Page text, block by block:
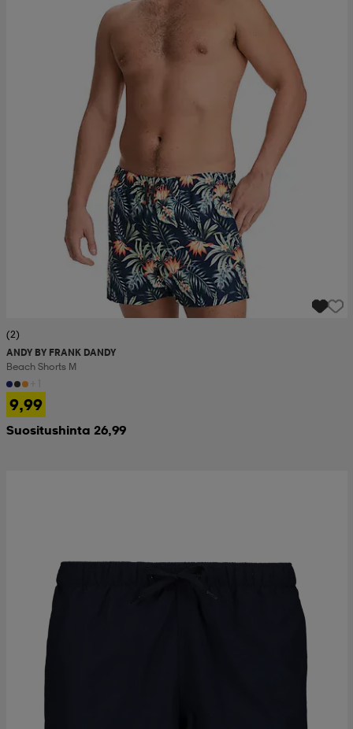
(2)
ANDY BY FRANK DANDY
Beach Shorts M
9,99
Suositushinta 26,99